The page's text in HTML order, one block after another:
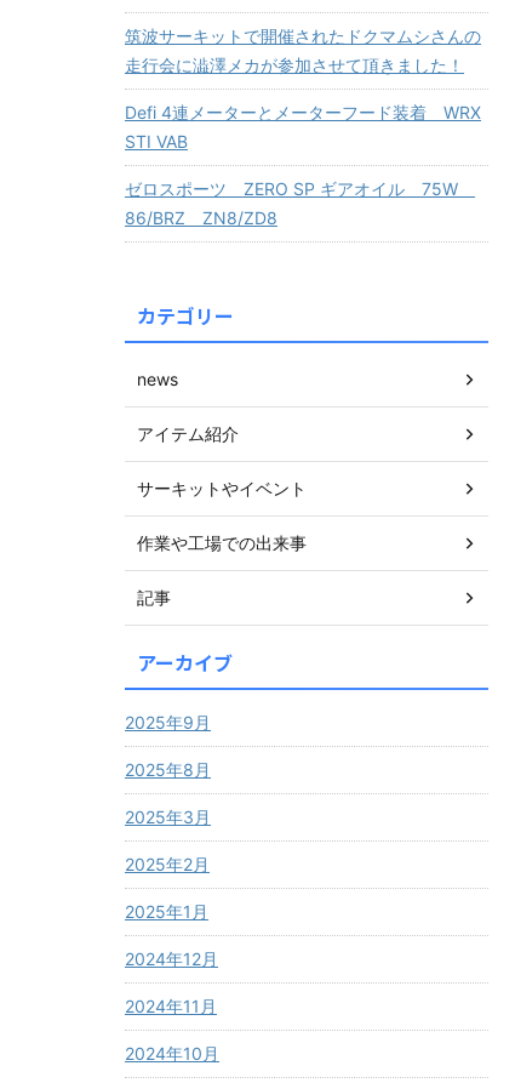
筑波サーキットで開催されたドクマムシさんの
走行会に澁澤メカが参加させて頂きました！
Defi 4連メーターとメーターフード装着 WRX
STI VAB
ゼロスポーツ ZERO SP ギアオイル 75W
86/BRZ ZN8/ZD8
カテゴリー
news
アイテム紹介
サーキットやイベント
作業や工場での出来事
記事
アーカイブ
2025年9月
2025年8月
2025年3月
2025年2月
2025年1月
2024年12月
2024年11月
2024年10月